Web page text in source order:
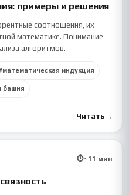
примеры и решения
соотношения, их
математике. Понимание
алгоритмов.
математическая индукция
башня
Читать →
⏱~11 мин